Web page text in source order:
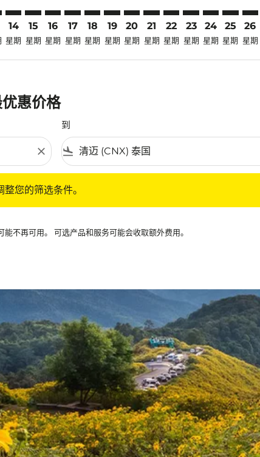
14
星期
15
星期
16
星期
17
星期
18
星期
19
星期
20
星期
21
星期
22
星期
23
星期
24
星期
25
星期
26
星期
惠价格
close
到
flight_land
您的筛选条件。
不再可用。 可选产品和服务可能会收取额外费用。